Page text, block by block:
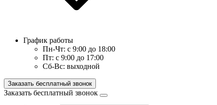
График работы
Пн-Чт: с 9:00 до 18:00
Пт: с 9:00 до 17:00
Сб-Вс: выходной
Заказать бесплатный звонок
Заказать бесплатный звонок